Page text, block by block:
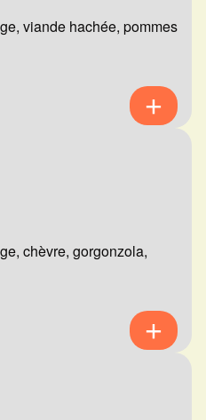
viande hachée, pommes
chèvre, gorgonzola,